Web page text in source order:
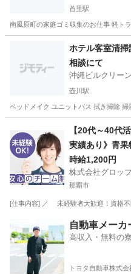
首里駅
南風原町の家庭ゴミ収集のお仕事 軽ト
首里駅 その他
ホテル客室清
相談にて
沖縄ビルクリー
壺川駅
ベッドメイク ユニットバス 拭き掃除 掃
壺川駅 清掃
【20代～40代
実績あり》青
日勤／残業なし
時給1,200円
株式会社グロッ
那覇市
[仕事内容] ／ 未経験者大歓迎！資格
工場
自動車メーカ
高収入・無料の
トヨタ自動車株式会